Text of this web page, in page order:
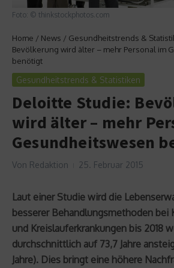
Foto: © thinkstockphotos.com
Home / News / Gesundheitstrends &
Bevölkerung wird älter – mehr Personal im
benötigt
Gesundheitstrends & Statistiken
Deloitte Studie:
wird älter – mehr
Gesundheitswesen
Von Redaktion 25. Februar 2015
Laut einer Studie wird die
besserer Behandlungsmethoden bei
und Kreislauferkrankungen bis 2018
durchschnittlich auf 73,7 Jahre
Jahre). Dies bringt eine höhere